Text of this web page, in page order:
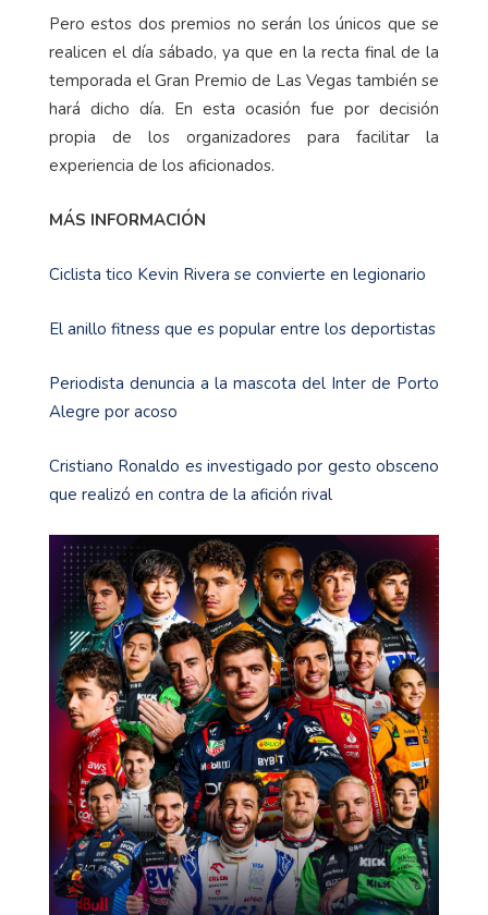
Pero estos dos premios no serán los únicos que se
realicen el día sábado, ya que en la recta final de la
temporada el Gran Premio de Las Vegas también se
hará dicho día. En esta ocasión fue por decisión
propia de los organizadores para facilitar la
experiencia de los aficionados.
MÁS INFORMACIÓN
Ciclista tico Kevin Rivera se convierte en legionario
El anillo fitness que es popular entre los deportistas
Periodista denuncia a la mascota del Inter de Porto
Alegre por acoso
Cristiano Ronaldo es investigado por gesto obsceno
que realizó en contra de la afición rival